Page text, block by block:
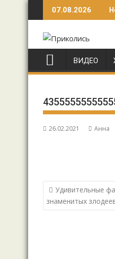
Перейти
к
07.08.2026
ВИДЕО
26.02.2021 Анна
Навигация
по
записям
Удивительные
знаменитых